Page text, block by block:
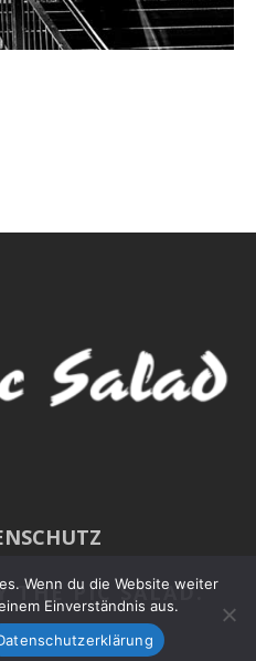
THE PIC SALAD.
Wenn du die Website weiter
Einverständnis aus.